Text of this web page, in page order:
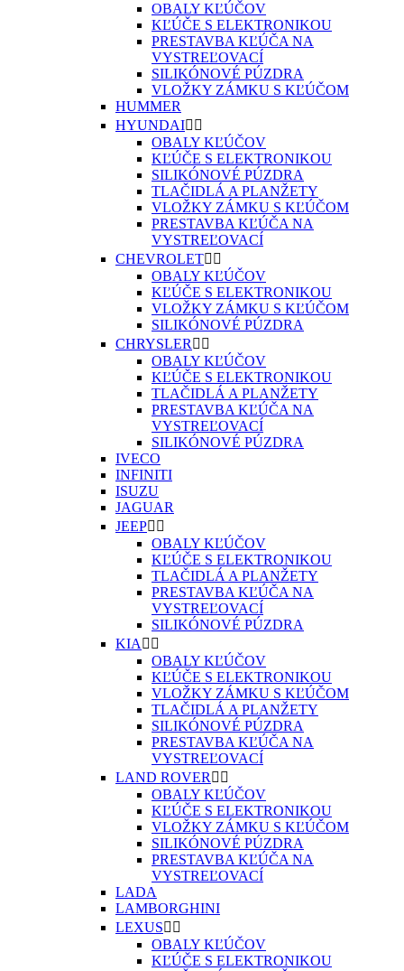
OBALY KĽÚČOV
KĽÚČE S ELEKTRONIKOU
PRESTAVBA KĽÚČA NA
VYSTREĽOVACÍ
SILIKÓNOVÉ PÚZDRA
VLOŽKY ZÁMKU S KĽÚČOM
HUMMER
HYUNDAI 
OBALY KĽÚČOV
KĽÚČE S ELEKTRONIKOU
SILIKÓNOVÉ PÚZDRA
TLAČIDLÁ A PLANŽETY
VLOŽKY ZÁMKU S KĽÚČOM
PRESTAVBA KĽÚČA NA
VYSTREĽOVACÍ
CHEVROLET 
OBALY KĽÚČOV
KĽÚČE S ELEKTRONIKOU
VLOŽKY ZÁMKU S KĽÚČOM
SILIKÓNOVÉ PÚZDRA
CHRYSLER  
OBALY KĽÚČOV
KĽÚČE S ELEKTRONIKOU
TLAČIDLÁ A PLANŽETY
PRESTAVBA KĽÚČA NA
VYSTREĽOVACÍ
SILIKÓNOVÉ PÚZDRA
IVECO
INFINITI
ISUZU
JAGUAR
JEEP 
OBALY KĽÚČOV
KĽÚČE S ELEKTRONIKOU
TLAČIDLÁ A PLANŽETY
PRESTAVBA KĽÚČA NA
VYSTREĽOVACÍ
SILIKÓNOVÉ PÚZDRA
KIA  
OBALY KĽÚČOV
KĽÚČE S ELEKTRONIKOU
VLOŽKY ZÁMKU S KĽÚČOM
TLAČIDLÁ A PLANŽETY
SILIKÓNOVÉ PÚZDRA
PRESTAVBA KĽÚČA NA
VYSTREĽOVACÍ
LAND ROVER  
OBALY KĽÚČOV
KĽÚČE S ELEKTRONIKOU
VLOŽKY ZÁMKU S KĽÚČOM
SILIKÓNOVÉ PÚZDRA
PRESTAVBA KĽÚČA NA
VYSTREĽOVACÍ
LADA
LAMBORGHINI
LEXUS 
OBALY KĽÚČOV
KĽÚČE S ELEKTRONIKOU